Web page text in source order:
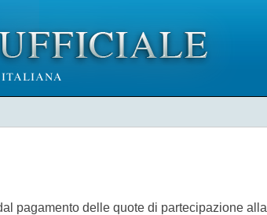
pagamento delle quote di partecipazione alla